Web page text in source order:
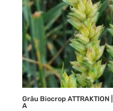
Grâu Biocrop
A